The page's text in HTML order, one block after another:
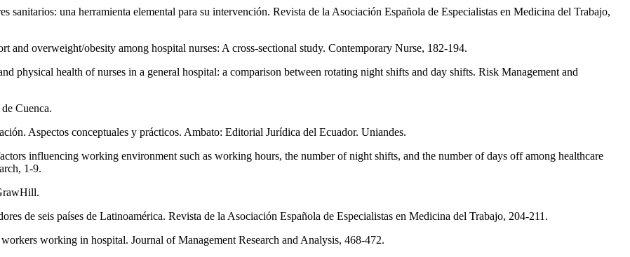
sanitarios: una herramienta elemental para su intervención. Revista de la Asociación Española de Especialistas en Medicina del Trabajo,
and overweight/obesity among hospital nurses: A cross-sectional study. Contemporary Nurse, 182-194.
physical health of nurses in a general hospital: a comparison between rotating night shifts and day shifts. Risk Management and
Cuenca.
Aspectos conceptuales y prácticos. Ambato: Editorial Jurídica del Ecuador. Uniandes.
influencing working environment such as working hours, the number of night shifts, and the number of days off among healthcare
1-9.
de seis países de Latinoamérica. Revista de la Asociación Española de Especialistas en Medicina del Trabajo, 204-211.
working in hospital. Journal of Management Research and Analysis, 468-472.